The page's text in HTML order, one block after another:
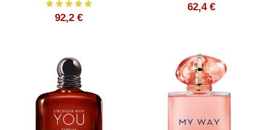
92,2 €
62,4 €